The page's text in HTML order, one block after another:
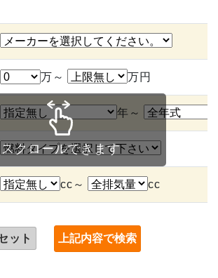
万～ 万円
年～
cc～ cc
スクロールできます
ット